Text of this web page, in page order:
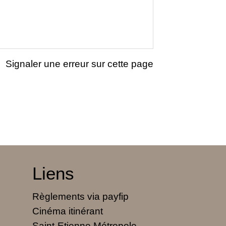
Signaler une erreur sur cette page
Liens
Règlements via payfip
Cinéma itinérant